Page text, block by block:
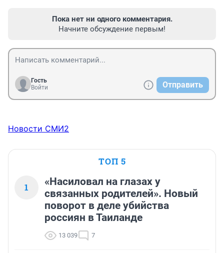
Пока нет ни одного комментария.
Начните обсуждение первым!
Гость
Войти
Отправить
Новости СМИ2
ТОП 5
1
«Насиловал на глазах у
связанных родителей». Новый
поворот в деле убийства
россиян в Таиланде
13 039 7